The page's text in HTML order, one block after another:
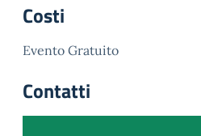
Costi
Evento Gratuito
Contatti